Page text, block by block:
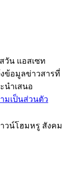
วัน แอสเซท
ข้อมูลข่าวสารที่
นำเสนอ
มเป็นส่วนตัว